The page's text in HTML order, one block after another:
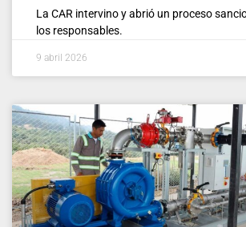
La CAR intervino y abrió un proceso
los responsables.
9 abril 2026